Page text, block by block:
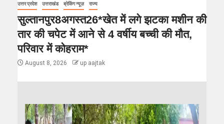
उत्तर प्रदेश उत्तराखंड ब्रेकिंग न्यूज़ राज्य
सुल्तानपुर8अगस्त26*खेत में लगे झटका मशीन की
तार की चपेट में आने से 4 वर्षीय बच्ची की मौत,
परिवार में कोहराम*
August 8, 2026 up aajtak